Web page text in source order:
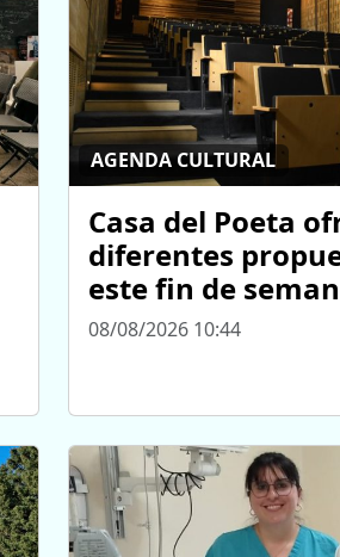
AGENDA CULTURAL
Casa del Poeta
diferentes
este fin de
08/08/2026 10:44